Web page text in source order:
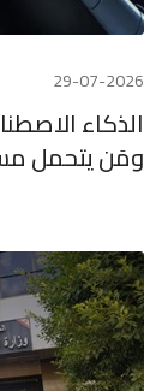
29-07-2026
الذكاء
ومَن يتحمل